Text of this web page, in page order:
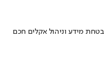
מידע וניהול אקלים חכם